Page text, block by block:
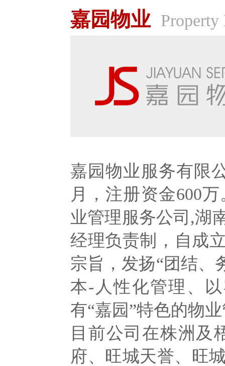
嘉园物业 Property
嘉园物业服务有限
月，注册资金600
业管理服务公司,湖
经理负责制，自成
宗旨，发扬“团结、
本-人性化管理、
有“嘉园”特色的物
目前公司在株洲及
府、旺城天誉、旺